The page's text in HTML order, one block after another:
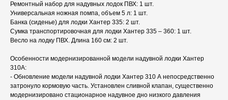
Ремонтный набор для надувных лодок ПВХ: 1 шт.
Универсальная ножная помпа, объем 5 л: 1 шт.
Банка (сиденье) для лодки Хантер 335: 2 шт.
Сумка транспортировочная для лодки Хантер 335 – 360: 1 шт.
Весло на лодку ПВХ. Длина 160 см: 2 шт.
Особенности модернизированной модели надувной лодки Хантер
310А:
- Обновление модели надувной лодки Хантер 310 А непосредственно
затронуло кормовую часть. Установлен сливной клапан, существенно
модернизировано стационарное надувное дно низкого давления